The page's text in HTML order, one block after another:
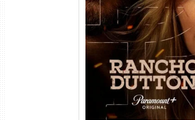
Rancho Dutton 1ª
Temporada Torrent
WEB-DL 1080p Dual